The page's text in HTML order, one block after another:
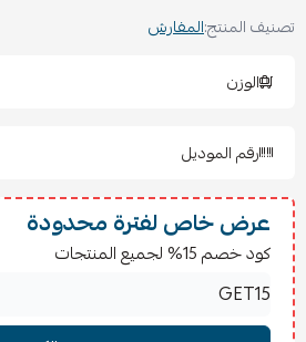
📦
1 لحاف مقاس 160×220 سم
2 كيس مخدة مقاس 50×70 سم
🧼تعليمات الغسيل والكي:
يُغسل في الغسالة على درجة حرارة معتدلة (30°
يُفضل الغسل منفردًا أو مع ألوان
لا تستخدم المبيضات.
تصنيف المنتج:المفارش
الوزن
رقم الموديل
عرض خاص لفترة محدودة
كود خصم 15% لجميع المنتجات